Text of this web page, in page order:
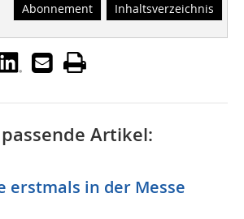
Abonnement Inhaltsverzeichnis
Artikel:
erstmals in der Messe